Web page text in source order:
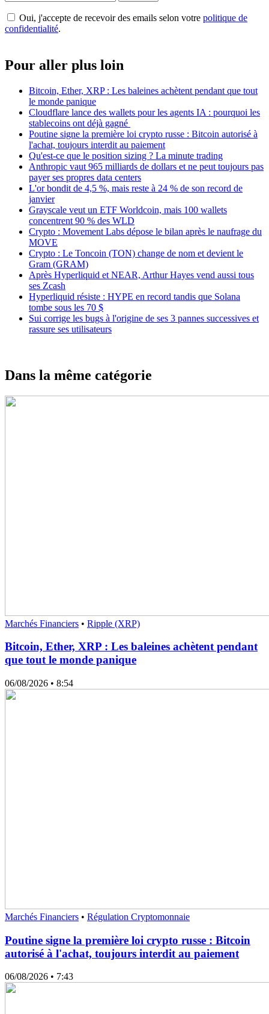
Oui, j'accepte de recevoir des emails selon votre politique de
confidentialité.
Pour aller plus loin
Bitcoin, Ether, XRP : Les baleines achètent pendant que tout
le monde panique
Cloudflare lance des wallets pour les agents IA : pourquoi les
stablecoins ont déjà gagné
Poutine signe la première loi crypto russe : Bitcoin autorisé à
l'achat, toujours interdit au paiement
Qu'est-ce que le position sizing ? La minute trading
Anthropic vaut 965 milliards de dollars et ne peut toujours pas
payer ses propres data centers
L'or bondit de 4,5 %, mais reste à 24 % de son record de
janvier
Grayscale veut un ETF Worldcoin, mais 100 wallets
concentrent 90 % des WLD
Crypto : Movement Labs dépose le bilan après le naufrage du
MOVE
Crypto : Le Toncoin (TON) change de nom et devient le
Gram (GRAM)
Après Hyperliquid et NEAR, Arthur Hayes vend aussi tous
ses Zcash
Hyperliquid résiste : HYPE en record tandis que Solana
tombe sous les 70 $
Sui corrige les bugs à l'origine de ses 3 pannes successives et
rassure ses utilisateurs
Dans la même catégorie
Marchés Financiers • Ripple (XRP)
Bitcoin, Ether, XRP : Les baleines achètent pendant
que tout le monde panique
06/08/2026 • 8:54
Marchés Financiers • Régulation Cryptomonnaie
Poutine signe la première loi crypto russe : Bitcoin
autorisé à l'achat, toujours interdit au paiement
06/08/2026 • 7:43